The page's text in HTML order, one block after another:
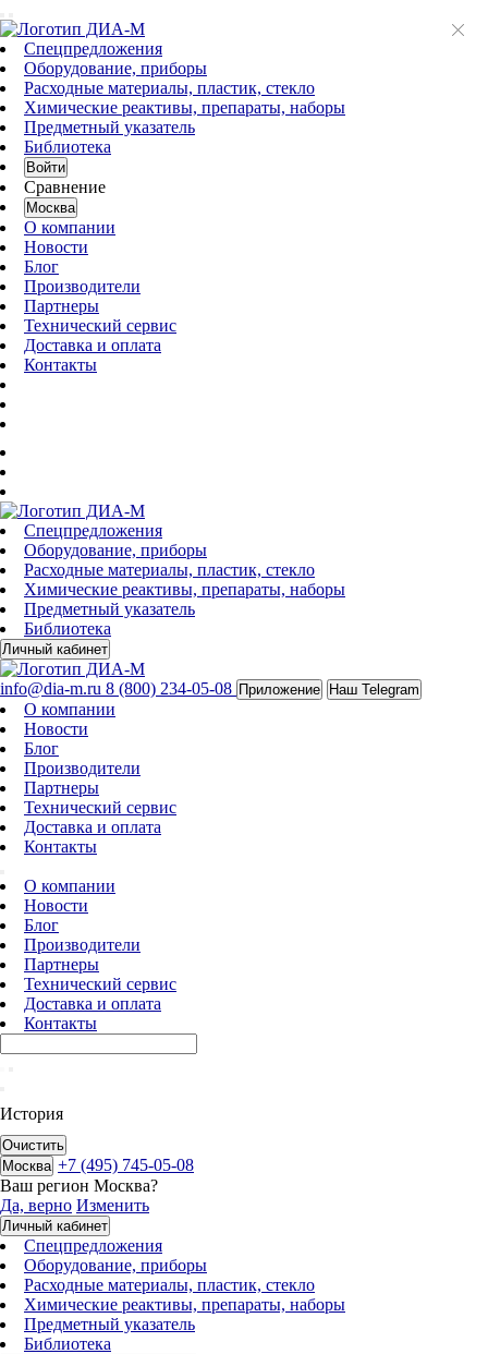
Спецпредложения
Оборудование, приборы
Расходные материалы, пластик, стекло
Химические реактивы, препараты, наборы
Предметный указатель
Библиотека
Войти
Сравнение
Москва
О компании
Новости
Блог
Производители
Партнеры
Технический сервис
Доставка и оплата
Контакты
Спецпредложения
Оборудование, приборы
Расходные материалы, пластик, стекло
Химические реактивы, препараты, наборы
Предметный указатель
Библиотека
Личный кабинет
info@dia-m.ru 8 (800) 234-05-08 Приложение Наш Telegram
О компании
Новости
Блог
Производители
Партнеры
Технический сервис
Доставка и оплата
Контакты
О компании
Новости
Блог
Производители
Партнеры
Технический сервис
Доставка и оплата
Контакты
История
Очистить
Москва +7 (495) 745-05-08
Ваш регион Москва?
Да, верно Изменить
Личный кабинет
Спецпредложения
Оборудование, приборы
Расходные материалы, пластик, стекло
Химические реактивы, препараты, наборы
Предметный указатель
Библиотека